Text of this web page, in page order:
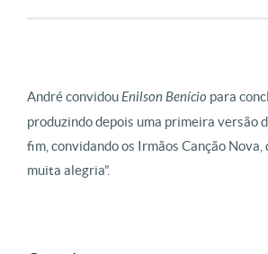
André convidouEnilson Benício para
produzindo depois uma primeira versão
fim, convidando os Irmãos Canção Nova,
muita alegria”.